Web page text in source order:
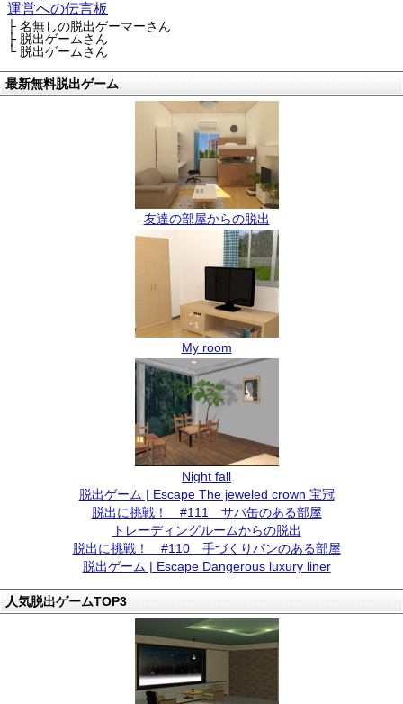
運営への伝言板
├ 名無しの脱出ゲーマーさん
├ 脱出ゲームさん
└ 脱出ゲームさん
最新無料脱出ゲーム
友達の部屋からの脱出
My room
Night fall
脱出ゲーム | Escape The jeweled crown 宝冠
脱出に挑戦！ #111 サバ缶のある部屋
トレーディングルームからの脱出
脱出に挑戦！ #110 手づくりパンのある部屋
脱出ゲーム | Escape Dangerous luxury liner
人気脱出ゲームTOP3